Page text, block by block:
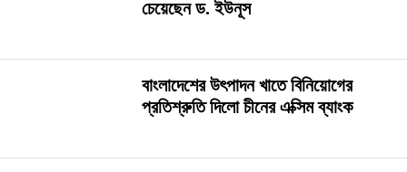
চেয়েছেন ড. ইউনূস
বাংলাদেশের উৎপাদন খাতে বিনিয়োগের
প্রতিশ্রুতি দিলো চীনের এক্সিম ব্যাংক